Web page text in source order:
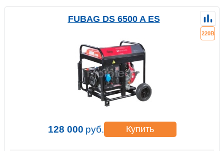
FUBAG DS 6500 A ES
220В
128 000 руб. Купить